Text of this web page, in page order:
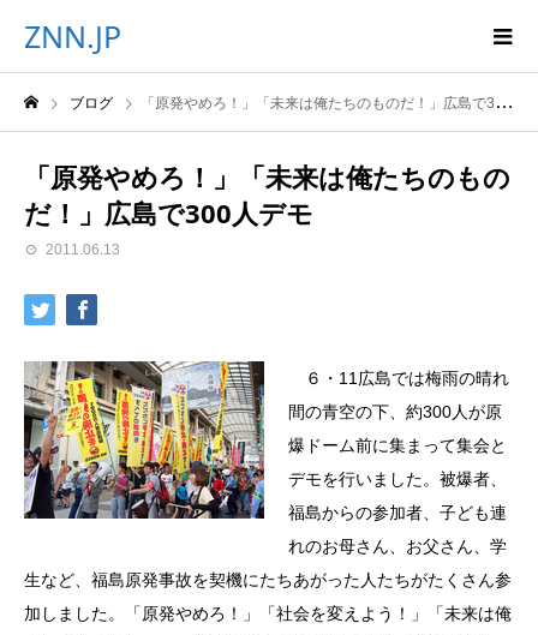
ZNN.JP
ブログ 「原発やめろ！」「未来は俺たちのものだ！」広島で300人デモ
「原発やめろ！」「未来は俺たちのもの
だ！」広島で300人デモ
2011.06.13
６・11広島では梅雨の晴れ
間の青空の下、約300人が原
爆ドーム前に集まって集会と
デモを行いました。被爆者、
福島からの参加者、子ども連
れのお母さん、お父さん、学
生など、福島原発事故を契機にたちあがった人たちがたくさん参
加しました。「原発やめろ！」「社会を変えよう！」「未来は俺